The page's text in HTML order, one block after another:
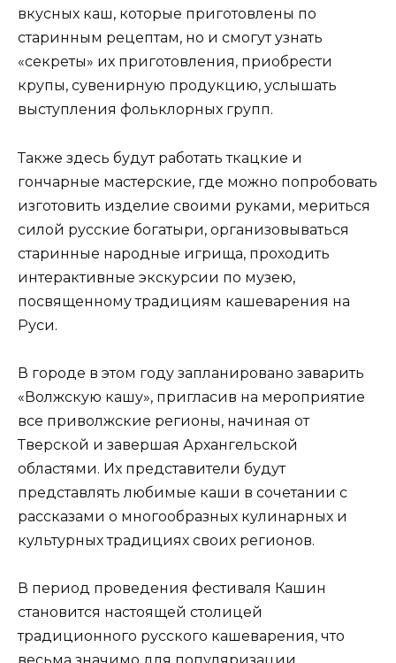
вкусных каш, которые приготовлены по
старинным рецептам, но и смогут узнать
«секреты» их приготовления, приобрести
крупы, сувенирную продукцию, услышать
выступления фольклорных групп.
Также здесь будут работать ткацкие и
гончарные мастерские, где можно попробовать
изготовить изделие своими руками, мериться
силой русские богатыри, организовываться
старинные народные игрища, проходить
интерактивные экскурсии по музею,
посвященному традициям кашеварения на
Руси.
В городе в этом году запланировано заварить
«Волжскую кашу», пригласив на мероприятие
все приволжские регионы, начиная от
Тверской и завершая Архангельской
областями. Их представители будут
представлять любимые каши в сочетании с
рассказами о многообразных кулинарных и
культурных традициях своих регионов.
В период проведения фестиваля Кашин
становится настоящей столицей
традиционного русского кашеварения, что